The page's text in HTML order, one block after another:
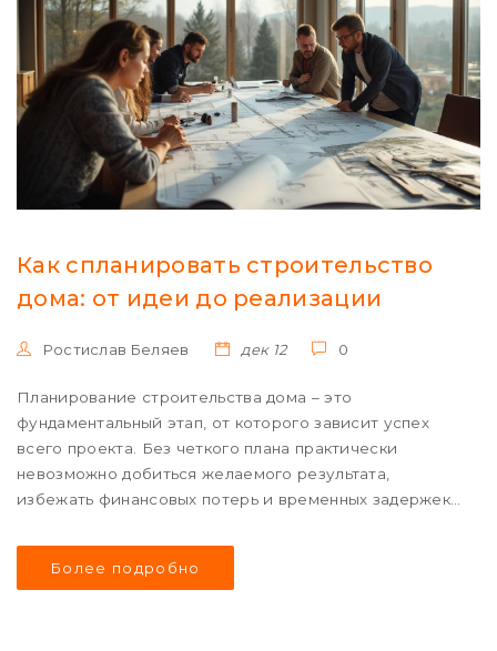
Как спланировать строительство
дома: от идеи до реализации
Ростислав Беляев дек 12 0
Планирование строительства дома – это
фундаментальный этап, от которого зависит успех
всего проекта. Без четкого плана практически
невозможно добиться желаемого результата,
избежать финансовых потерь и временных задержек.
архитектурного проекта, так и более детальные
расчеты инженерных коммуникаций. Статья
Более подробно